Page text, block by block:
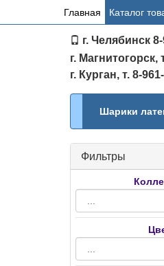
Основное
Главная Каталог
г. Челябинск
г. Магнитогорск,
г. Курган, т. 8-
Каталог
Шарики
Фильтры